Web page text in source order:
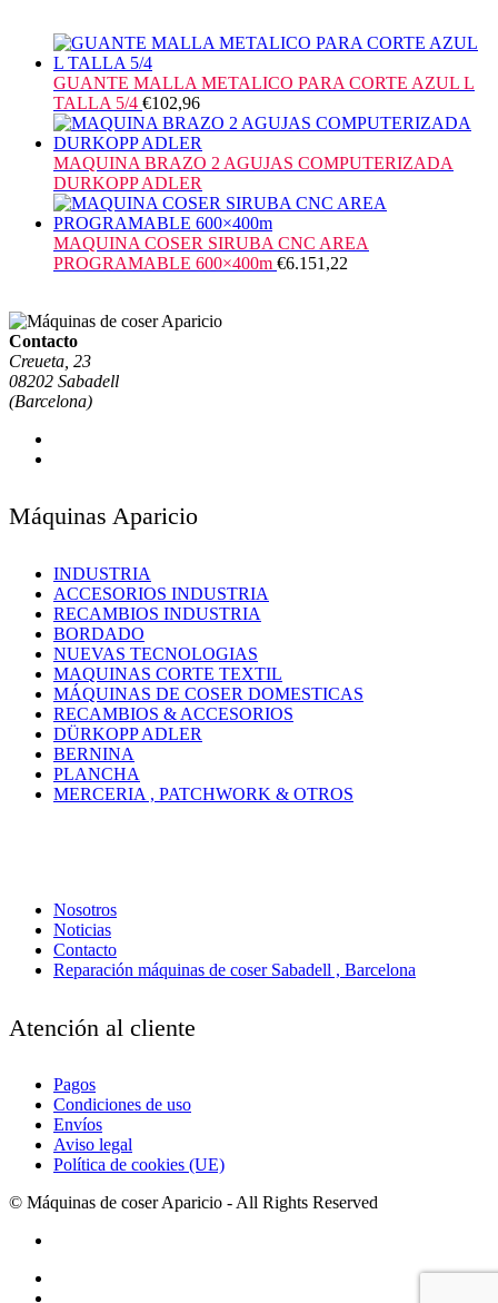
GUANTE MALLA METALICO PARA CORTE AZUL L
TALLA 5/4 €102,96
MAQUINA BRAZO 2 AGUJAS COMPUTERIZADA
DURKOPP ADLER
MAQUINA COSER SIRUBA CNC AREA
PROGRAMABLE 600×400m €6.151,22
Contacto
Creueta, 23
08202 Sabadell
(Barcelona)
Máquinas Aparicio
INDUSTRIA
ACCESORIOS INDUSTRIA
RECAMBIOS INDUSTRIA
BORDADO
NUEVAS TECNOLOGIAS
MAQUINAS CORTE TEXTIL
MÁQUINAS DE COSER DOMESTICAS
RECAMBIOS & ACCESORIOS
DÜRKOPP ADLER
BERNINA
PLANCHA
MERCERIA , PATCHWORK & OTROS
Nosotros
Noticias
Contacto
Reparación máquinas de coser Sabadell , Barcelona
Atención al cliente
Pagos
Condiciones de uso
Envíos
Aviso legal
Política de cookies (UE)
© Máquinas de coser Aparicio - All Rights Reserved